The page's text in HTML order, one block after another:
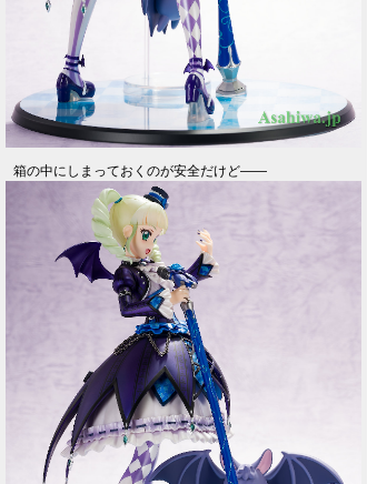
箱の中にしまっておくのが安全だけど――